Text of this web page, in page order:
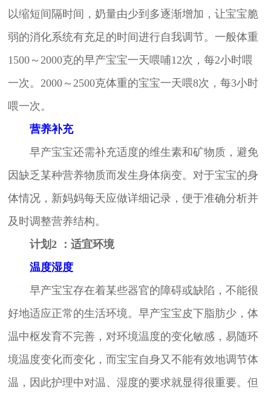
以缩短间隔时间，奶量由少到多逐渐增加，让宝宝脆
弱的消化系统有充足的时间进行自我调节。一般体重
1500～2000克的早产宝宝一天喂哺12次，每2小时喂
一次。2000～2500克体重的宝宝一天喂8次，每3小时
喂一次。
营养补充
早产宝宝还需补充适度的维生素和矿物质，避免
因缺乏某种营养物质而发生身体病变。对于宝宝的身
体情况，新妈妈每天应做详细记录，便于准确分析并
及时调整营养结构。
计划2 ：适宜环境
温度湿度
早产宝宝存在着某些器官的障碍或缺陷，不能很
好地适应正常的生活环境。早产宝宝皮下脂肪少，体
温中枢发育不完善，对环境温度的变化敏感，易随环
境温度变化而变化，而宝宝自身又不能有效地调节体
温，因此护理中对温、湿度的要求就显得很重要。但